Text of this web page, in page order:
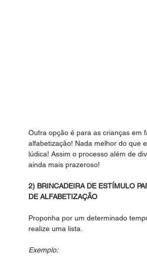
Outra opção é para as crianças em
alfabetização! Nada melhor do que
lúdica! Assim o processo além de
ainda mais prazeroso!
2) BRINCADEIRA DE ESTÍMULO
DE ALFABETIZAÇÃO
Proponha por um determinado
realize uma lista.
Exemplo: